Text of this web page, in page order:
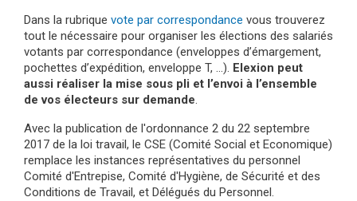
Dans la rubrique vote par correspondance vous trouverez
tout le nécessaire pour organiser les élections des salariés
votants par correspondance (enveloppes d’émargement,
pochettes d’expédition, enveloppe T, …). Elexion peut
aussi réaliser la mise sous pli et l’envoi à l’ensemble
de vos électeurs sur demande.
Avec la publication de l'ordonnance 2 du 22 septembre
2017 de la loi travail, le CSE (Comité Social et Economique)
remplace les instances représentatives du personnel
Comité d'Entrepise, Comité d'Hygiène, de Sécurité et des
Conditions de Travail, et Délégués du Personnel.